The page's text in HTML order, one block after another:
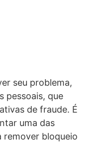
seu problema,
pessoais, que
de fraude. É
uma das
remover bloqueio